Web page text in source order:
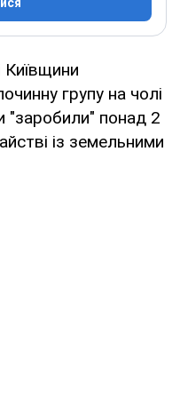
Київщини
групу на чолі
"заробили" понад 2
із земельними